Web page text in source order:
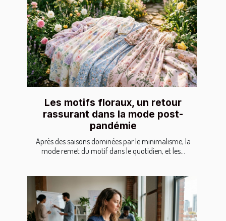
Les motifs floraux, un retour
rassurant dans la mode post-
pandémie
Après des saisons dominées par le minimalisme, la
mode remet du motif dans le quotidien, et les...